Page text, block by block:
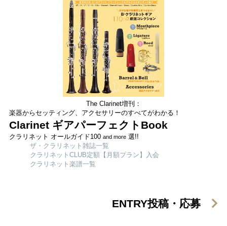
The Clarinet増刊：
楽器からセッティング、アクセサリーのすべてがわかる！
Clarinet ギアパーフェクトBook
クラリネット オールガイド100 and more選!!
ザ・クラリネット雑誌一覧
クラリネットCLUB定額【月額プラン】入会
クラリネット楽譜一覧
ENTRY投稿・応募